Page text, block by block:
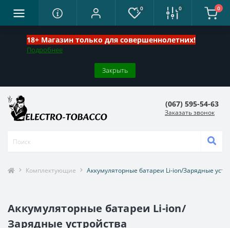
18+ Магазин только для совершеннолетних!
Подробнее
Закрыть
0 0 0
(067) 595-54-63
Заказать звонок
Комплектующие Аккумуляторные батареи Li-ion/Зарядные
Аккумуляторные батареи Li-ion/
Зарядные устройства